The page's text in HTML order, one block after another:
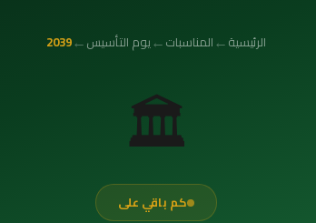
الرئيسية←المناسبات←يوم التأسيس←
2039
🏛️
كم باقي على